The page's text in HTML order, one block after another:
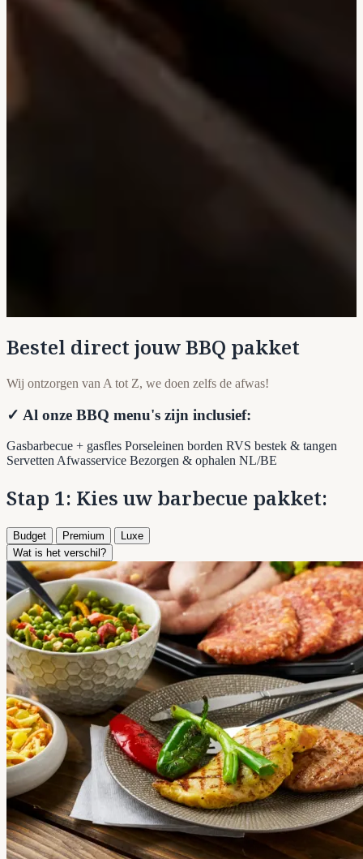
Bestel direct jouw BBQ pakket
Wij ontzorgen van A tot Z, we doen zelfs de afwas!
✓ Al onze BBQ menu's zijn inclusief:
Gasbarbecue + gasfles Porseleinen borden RVS bestek & tangen
ServettenAfwasservice Bezorgen & ophalen NL/BE
Stap 1: Kies uw barbecue pakket:
Budget Premium
Luxe
Wat is het verschil?